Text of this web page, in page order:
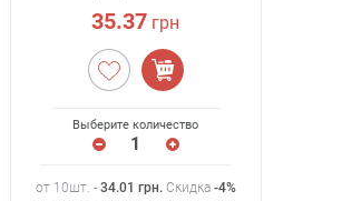
35.37 грн
Выберите количество
от 10шт. - 34.01 грн.Скидка -4%